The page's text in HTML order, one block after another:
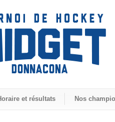
et résultats Nos